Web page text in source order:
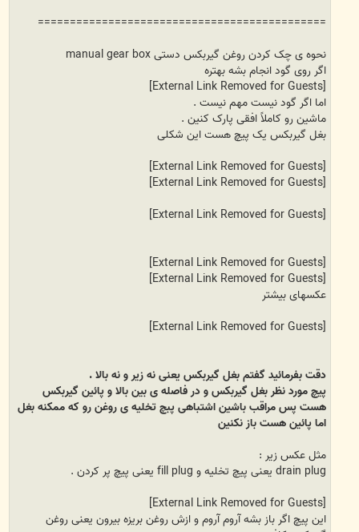
=============================================
نحوه ی چک کردن روغن گیربکس دستی manual gear box
اگر روی گود انجام بشه بهتره
اما اگر گود نیست مهم نیست .
ماشین رو کاملاً افقی پارک کنین .
بغل گیربکس یک پیچ هست این شکلی
عکسهای بیشتر
دقت بفرمائید گفتم بغل گیربکس یعنی نه زیر و نه بالا .
پیچ مورد نظر بغل گیربکس و در فاصله ی بین بالا و پائین گیربکس
هست پس مراقب باشین اشتباهی پبچ تخلیه ی روغن رو که ممکنه بغل
اما پائین هست باز نکنین
مثل عکس زیر :
drain plug یعنی پیچ تخلیه و fill plug یعنی پیچ پر کردن .
این پیچ اگر باز بشه آروم آروم و ازش روغن بریزه بیرون یعنی روغن